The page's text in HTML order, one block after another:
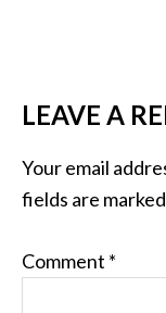
READER
LEAVE A
Your email
fields are marked
Comment *